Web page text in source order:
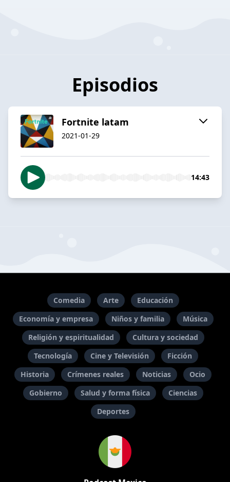
Episodios
Fortnite latam
2021-01-29
14:43
Comedia Arte
Educación
Economía y empresa
Niños y familia
Música
Religión y espiritualidad
Cultura y sociedad
Tecnología
Cine y Televisión
Ficción
Historia
Crímenes reales Noticias
Ocio
Gobierno
Salud y forma física
Ciencias
Deportes